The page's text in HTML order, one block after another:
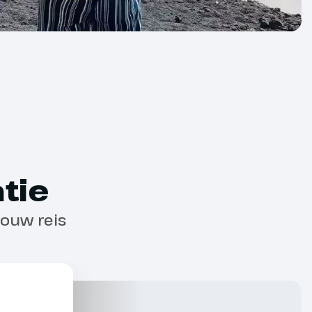
reis
geven. Meer informatie vind je bij de
basisconditie? Dan ben je fit genoeg om
Wanneer je dit graag wilt, is het wel